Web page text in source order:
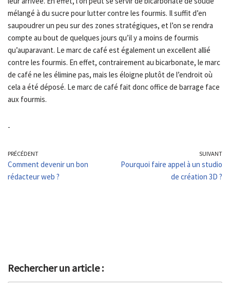
mélangé à du sucre pour lutter contre les fourmis. Il suffit d’en
saupoudrer un peu sur des zones stratégiques, et l’on se rendra
compte au bout de quelques jours qu’il y a moins de fourmis
qu’auparavant. Le marc de café est également un excellent allié
contre les fourmis. En effet, contrairement au bicarbonate, le marc
de café ne les élimine pas, mais les éloigne plutôt de l’endroit où
cela a été déposé. Le marc de café fait donc office de barrage face
aux fourmis.
-
PRÉCÉDENT
Comment devenir un bon
rédacteur web ?
SUIVANT
Pourquoi faire appel à un studio
de création 3D ?
Rechercher un article :